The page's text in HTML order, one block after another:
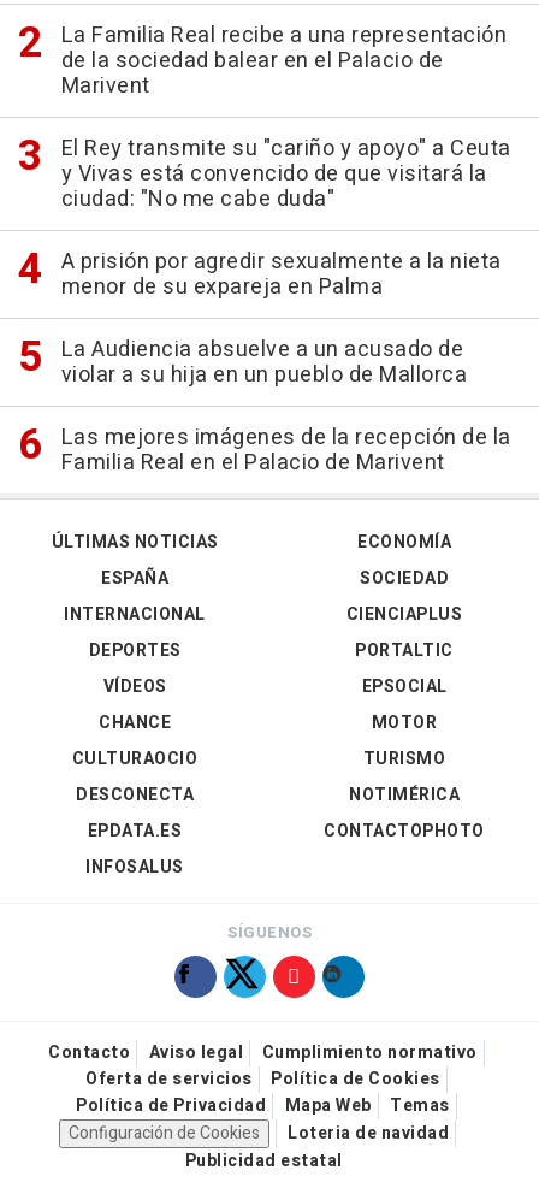
La Familia Real recibe a una representación
de la sociedad balear en el Palacio de
Marivent
El Rey transmite su "cariño y apoyo" a Ceuta
y Vivas está convencido de que visitará la
ciudad: "No me cabe duda"
A prisión por agredir sexualmente a la nieta
menor de su expareja en Palma
La Audiencia absuelve a un acusado de
violar a su hija en un pueblo de Mallorca
Las mejores imágenes de la recepción de la
Familia Real en el Palacio de Marivent
ÚLTIMAS NOTICIAS
ESPAÑA
INTERNACIONAL
DEPORTES
VÍDEOS
ECONOMÍA
SOCIEDAD
CIENCIAPLUS
PORTALTIC
EPSOCIAL
CHANCE
CULTURAOCIO
DESCONECTA
EPDATA.ES
INFOSALUS
MOTOR
TURISMO
NOTIMÉRICA
CONTACTOPHOTO
SÍGUENOS
Contacto Aviso legal
Cumplimiento normativo
Oferta de servicios
Política de Cookies
Política de Privacidad
Mapa Web
Temas
Configuración de Cookies
Loteria de navidad
Publicidad estatal